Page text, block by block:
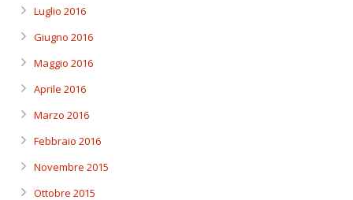
Luglio 2016
Giugno 2016
Maggio 2016
Aprile 2016
Marzo 2016
Febbraio 2016
Novembre 2015
Ottobre 2015